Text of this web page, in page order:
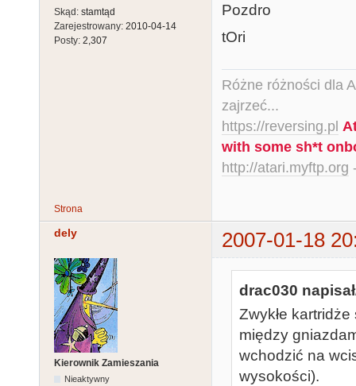
Skąd: stamtąd
Zarejestrowany: 2010-04-14
Posty: 2,307
Pozdro
tOri
Różne różności dla
zajrzeć...
https://reversing.pl
with some sh*t
http://atari.myftp.org
Strona
dely 2007-01-18
Kierownik Zamieszania
Nieaktywny
drac030
Zwykłe
między
wchodzić na
wysokości).